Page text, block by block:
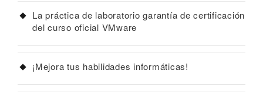
La práctica de laboratorio garantía de certificación
del curso oficial VMware
¡Mejora tus habilidades informáticas!